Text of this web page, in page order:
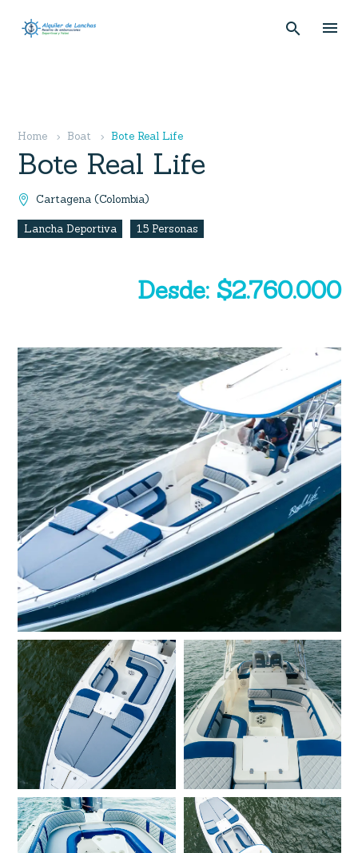
Home Boat Bote Real Life
Bote Real Life
 Cartagena (Colombia)
Lancha Deportiva 15 Personas
Desde: $2.760.000